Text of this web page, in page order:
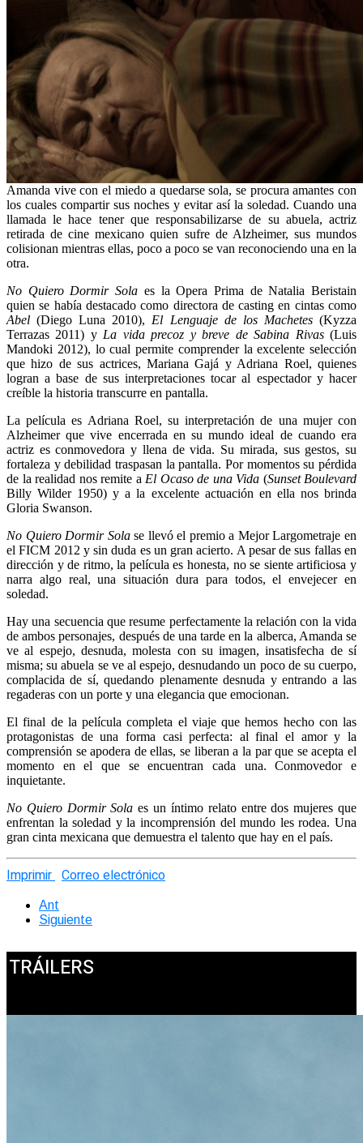
Amanda vive con el miedo a quedarse sola, se procura amantes con
los cuales compartir sus noches y evitar así la soledad. Cuando una
llamada le hace tener que responsabilizarse de su abuela, actriz
retirada de cine mexicano quien sufre de Alzheimer, sus mundos
colisionan mientras ellas, poco a poco se van reconociendo una en la
otra.
No Quiero Dormir Sola es la Opera Prima de Natalia Beristain
quien se había destacado como directora de casting en cintas como
Abel(Diego Luna 2010), El Lenguaje de los Machetes(Kyzza
Terrazas 2011) y La vida precoz y breve de Sabina Rivas(Luis
Mandoki 2012), lo cual permite comprender la excelente selección
que hizo de sus actrices, Mariana Gajá y Adriana Roel, quienes
logran a base de sus interpretaciones tocar al espectador y hacer
creíble la historia transcurre en pantalla.
La película es Adriana Roel, su interpretación de una mujer con
Alzheimer que vive encerrada en su mundo ideal de cuando era
actriz es conmovedora y llena de vida. Su mirada, sus gestos, su
fortaleza y debilidad traspasan la pantalla. Por momentos su pérdida
de la realidad nos remite a El Ocaso de una Vida (Sunset Boulevard
Billy Wilder 1950) y a la excelente actuación en ella nos brinda
Gloria Swanson.
No Quiero Dormir Solase llevó el premio a Mejor Largometraje en
el FICM 2012 y sin duda es un gran acierto. A pesar de sus fallas en
dirección y de ritmo, la película es honesta, no se siente artificiosa y
narra algo real, una situación dura para todos, el envejecer en
soledad.
Hay una secuencia que resume perfectamente la relación con la vida
de ambos personajes, después de una tarde en la alberca, Amanda se
ve al espejo, desnuda, molesta con su imagen, insatisfecha de sí
misma; su abuela se ve al espejo, desnudando un poco de su cuerpo,
complacida de sí, quedando plenamente desnuda y entrando a las
regaderas con un porte y una elegancia que emocionan.
El final de la película completa el viaje que hemos hecho con las
protagonistas de una forma casi perfecta: al final el amor y la
comprensión se apodera de ellas, se liberan a la par que se acepta el
momento en el que se encuentran cada una. Conmovedor e
inquietante.
No Quiero Dormir Sola es un íntimo relato entre dos mujeres que
enfrentan la soledad y la incomprensión del mundo les rodea. Una
gran cinta mexicana que demuestra el talento que hay en el país.
Imprimir Correo electrónico
Ant
Siguiente
TRÁILERS